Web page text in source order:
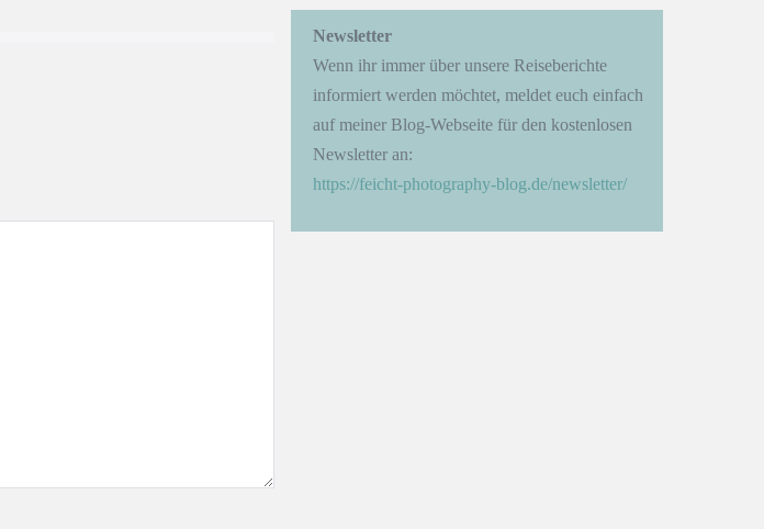
Newsletter
Wenn ihr immer über unsere Reiseberichte
informiert werden möchtet, meldet euch einfach
auf meiner Blog-Webseite für den kostenlosen
Newsletter an:
https://feicht-photography-blog.de/newsletter/